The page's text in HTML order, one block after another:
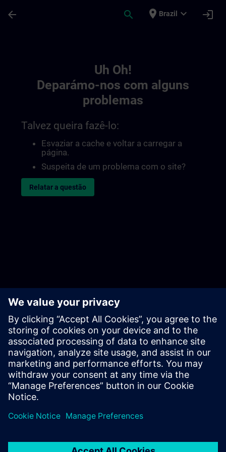
arrow_back search place Brazil expand_more login
Uh Oh!
Deparámo-nos com alguns
problemas
Talvez queira fazê-lo:
Esvaziar a cache e voltar a carregar a
página.
Suspeita de um problema com o site?
Relatar a questão